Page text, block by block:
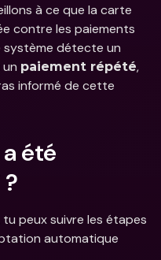
à ce que la carte
contre les paiements
paiement répété,
informé de cette
été
peux suivre les étapes
automatique